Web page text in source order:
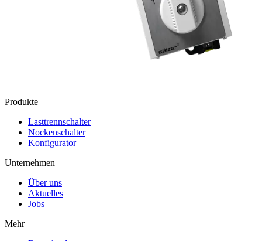
Produkte
Lasttrennschalter
Nockenschalter
Konfigurator
Unternehmen
Über uns
Aktuelles
Jobs
Mehr